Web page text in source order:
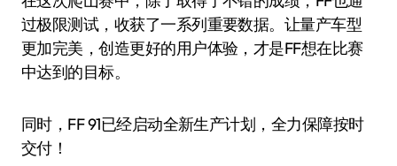
过极限测试，收获了一系列重要数据。让量产车型
更加完美，创造更好的用户体验，才是FF想在比赛
中达到的目标。
同时，FF 91已经启动全新生产计划，全力保障按时
交付！